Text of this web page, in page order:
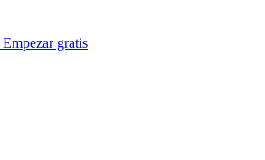
Empezar gratis